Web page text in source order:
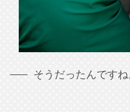
そうだったんです